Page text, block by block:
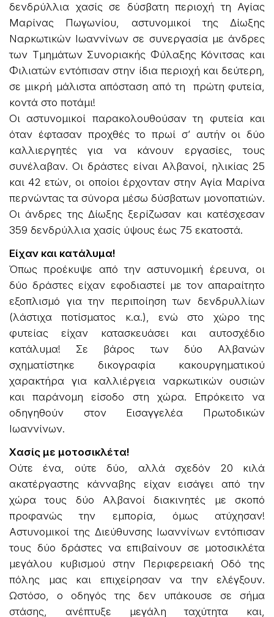
δενδρύλλια χασίς σε δύσβατη περιοχή τη Αγίας
Μαρίνας Πωγωνίου, αστυνομικοί της Δίωξης
Ναρκωτικών Ιωαννίνων σε συνεργασία με άνδρες
των Τμημάτων Συνοριακής Φύλαξης Κόνιτσας και
Φιλιατών εντόπισαν στην ίδια περιοχή και δεύτερη,
σε μικρή μάλιστα απόσταση από τη πρώτη φυτεία,
κοντά στο ποτάμι!
Οι αστυνομικοί παρακολουθούσαν τη φυτεία και
όταν έφτασαν προχθές το πρωί σ’ αυτήν οι δύο
καλλιεργητές για να κάνουν εργασίες, τους
συνέλαβαν. Οι δράστες είναι Αλβανοί, ηλικίας 25
και 42 ετών, οι οποίοι έρχονταν στην Αγία Μαρίνα
περνώντας τα σύνορα μέσω δύσβατων μονοπατιών.
Οι άνδρες της Δίωξης ξερίζωσαν και κατέσχεσαν
359 δενδρύλλια χασίς ύψους έως 75 εκατοστά.
Είχαν και κατάλυμα!
Όπως προέκυψε από την αστυνομική έρευνα, οι
δύο δράστες είχαν εφοδιαστεί με τον απαραίτητο
εξοπλισμό για την περιποίηση των δενδρυλλίων
(λάστιχα ποτίσματος κ.α.), ενώ στο χώρο της
φυτείας είχαν κατασκευάσει και αυτοσχέδιο
κατάλυμα! Σε βάρος των δύο Αλβανών
σχηματίστηκε δικογραφία κακουργηματικού
χαρακτήρα για καλλιέργεια ναρκωτικών ουσιών
και παράνομη είσοδο στη χώρα. Επρόκειτο να
οδηγηθούν στον Εισαγγελέα Πρωτοδικών
Ιωαννίνων.
Χασίς με μοτοσικλέτα!
Ούτε ένα, ούτε δύο, αλλά σχεδόν 20 κιλά
ακατέργαστης κάνναβης είχαν εισάγει από την
χώρα τους δύο Αλβανοί διακινητές με σκοπό
προφανώς την εμπορία, όμως ατύχησαν!
Αστυνομικοί της Διεύθυνσης Ιωαννίνων εντόπισαν
τους δύο δράστες να επιβαίνουν σε μοτοσικλέτα
μεγάλου κυβισμού στην Περιφερειακή Οδό της
πόλης μας και επιχείρησαν να την ελέγξουν.
Ωστόσο, ο οδηγός της δεν υπάκουσε σε σήμα
στάσης, ανέπτυξε μεγάλη ταχύτητα και,